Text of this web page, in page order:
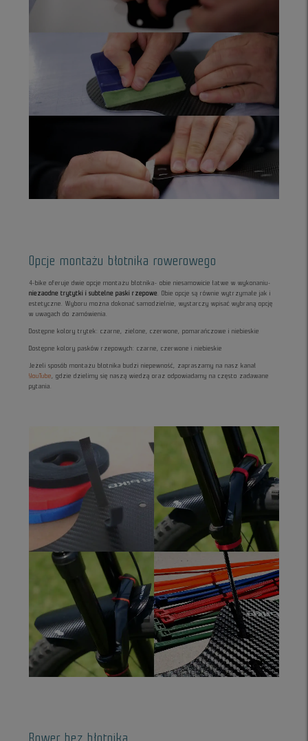
Opcje montażu błotnika rowerowego
4-bike oferuje dwie opcje montażu błotnika- obie niesamowicie łatwe w wykonaniu-
niezaodne trytytki i subtelne paski rzepowe. Obie opcje są równie wytrzymałe jak i
estetyczne. Wyboru można dokonać samodzielnie, wystarczy wpisać wybraną opcję
w uwagach do zamówienia.
Dostępne kolory trytek: czarne, zielone, czerwone, pomarańczowe i niebieskie
Dostępne kolory pasków rzepowych: czarne, czerwone i niebieskie
Jeżeli sposób montażu błotnika budzi niepewność, zapraszamy na nasz kanał
YouTube, gdzie dzielimy się naszą wiedzą oraz odpowiadamy na często zadawane
pytania.
Rower bez błotnika